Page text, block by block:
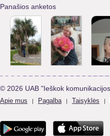
Panašios anketos
© 2026 UAB "Ieškok
Apie mus | Pagalba | Taisyklės |